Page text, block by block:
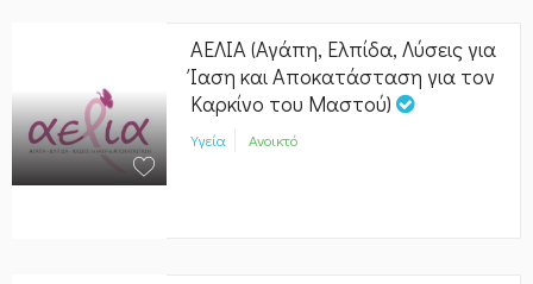
ΑΕΛΙΑ (Αγάπη, Ελπίδα, Λύσεις για
Ίαση και Αποκατάσταση για τον
Καρκίνο του Μαστού)
Υγεία Ανοικτό